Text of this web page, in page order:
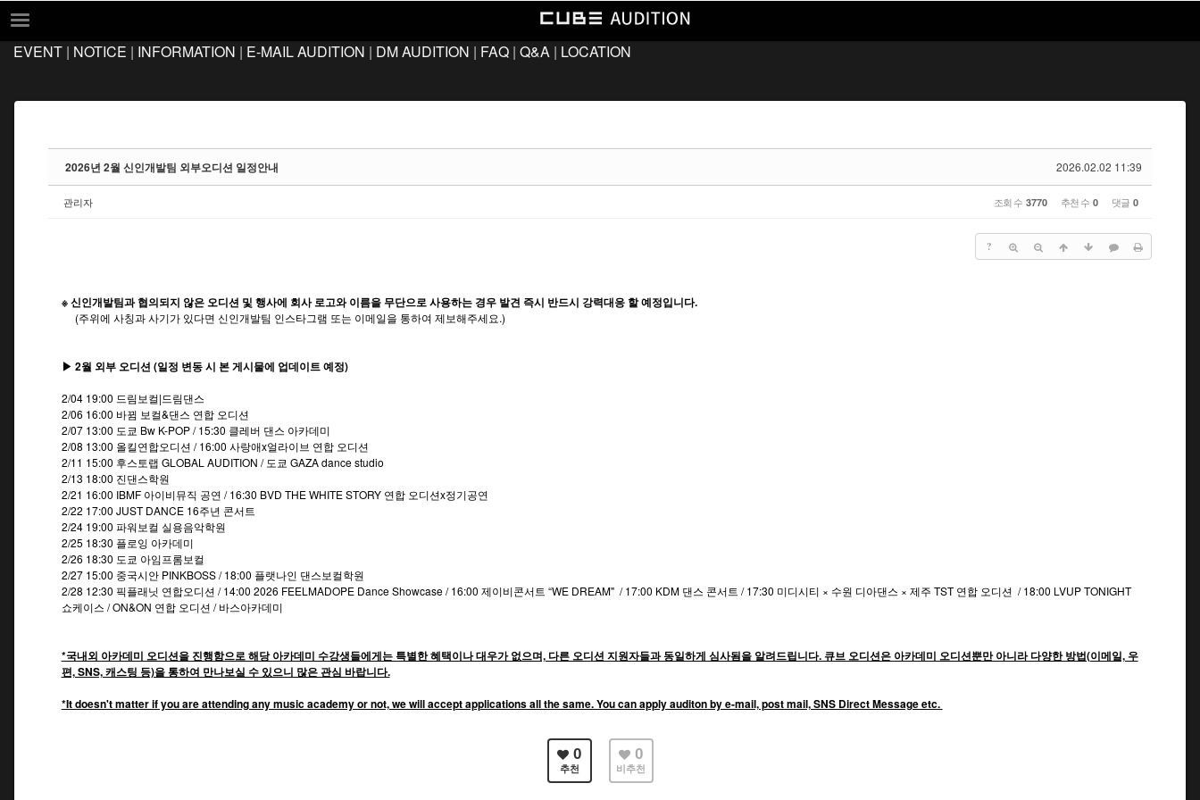
EVENT
E-MAIL AUDITION
DM AUDITION
EVENT | NOTICE | INFORMATION | E-MAIL AUDITION | DM AUDITION | FAQ | Q&A | LOCATION
2026.02.02 11:39
2026년 2월 신인개발팀 외부오디션 일정안내
관리자 조회 수 3770 추천 수 0 댓글 0
?
※ 신인개발팀과 협의되지 않은 오디션 및 행사에 회사 로고와 이름을 무단으로 사용하는 경우 발견 즉시 반드시 강력대응 할 예정입니다.
(주위에 사칭과 사기가 있다면 신인개발팀 인스타그램 또는 이메일을 통하여 제보해주세요.)
▶ 2월 외부 오디션 (일정 변동 시 본 게시물에 업데이트 예정)
2/04 19:00 드림보컬|드림댄스
2/06 16:00 바뀜 보컬&댄스 연합 오디션
2/07 13:00 도쿄 Bw K-POP / 15:30 클레버 댄스 아카데미
2/08 13:00 올킬연합오디션 / 16:00 사랑애x얼라이브 연합 오디션
2/11 15:00 후스토랩 GLOBAL AUDITION / 도쿄 GAZA dance studio
2/13 18:00 진댄스학원
2/21 16:00 IBMF 아이비뮤직 공연 / 16:30 BVD THE WHITE STORY 연합 오디션x정기공연
2/22 17:00 JUST DANCE 16주년 콘서트
2/24 19:00 파워보컬 실용음악학원
2/25 18:30 플로잉 아카데미
2/26 18:30 도쿄 아임프롬보컬
2/27 15:00 중국시안 PINKBOSS / 18:00 플랫나인 댄스보컬학원
2/28 12:30 픽플래닛 연합오디션 / 14:00 2026 FEELMADOPE Dance Showcase / 16:00 제이비콘서트 “WE DREAM" /17:00 KDM 댄스 콘서트 / 17:30 미디시티 × 수원 디아댄스 × 제주 TST 연합 오디션 /18:00 LVUP TONIGHT
쇼케이스 / ON&ON 연합 오디션 / 바스아카데미
*국내외 아카데미 오디션을 진행함으로 해당 아카데미 수강생들에게는 특별한 혜택이나 대우가 없으며, 다른 오디션 지원자들과 동일하게 심사됨을 알려드립니다. 큐브 오디션은 아카데미 오디션뿐만 아니라 다양한 방법(이메일, 우
편, SNS, 캐스팅 등)을 통하여 만나보실 수 있으니 많은 관심 바랍니다.
*It doesn't matter if you are attending any music academy or not, we will accept applications all the same. You can apply auditon by e-mail, post mail, SNS Direct Message etc.
0
추천
0
비추천